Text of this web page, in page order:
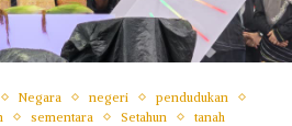
Negara negeri
pendudukan
sementara Setahun tanah